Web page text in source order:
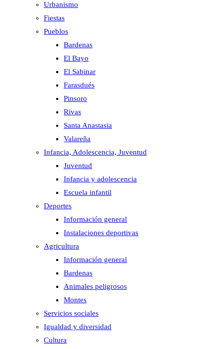
Urbanismo
Fiestas
Pueblos
Bardenas
El Bayo
El Sabinar
Farasdués
Pinsoro
Rivas
Santa Anastasia
Valareña
Infancia, Adolescencia, Juventud
Juventud
Infancia y adolescencia
Escuela infantil
Deportes
Información general
Instalaciones deportivas
Agricultura
Información general
Bardenas
Animales peligrosos
Montes
Servicios sociales
Igualdad y diversidad
Cultura